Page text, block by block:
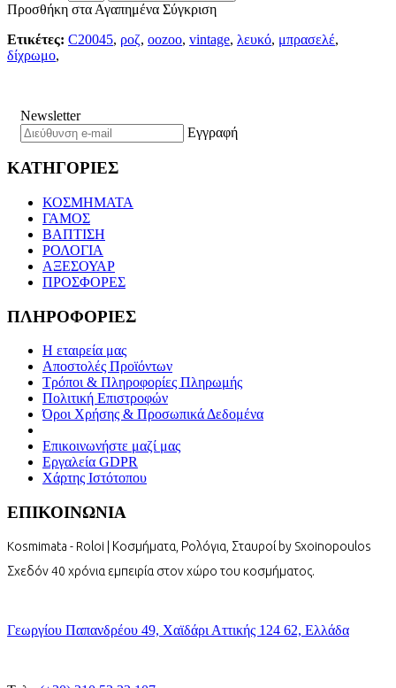
Προσθήκη στα Αγαπημένα Σύγκριση
Ετικέτες: C20045, ροζ, oozoo, vintage, λευκό, μπρασελέ,
δίχρωμο,
Newsletter
Εγγραφή
ΚΑΤΗΓΟΡΙΕΣ
ΚΟΣΜΗΜΑΤΑ
ΓΑΜΟΣ
ΒΑΠΤΙΣΗ
ΡΟΛΟΓΙΑ
ΑΞΕΣΟΥΑΡ
ΠΡΟΣΦΟΡΕΣ
ΠΛΗΡΟΦΟΡΙΕΣ
Η εταιρεία μας
Αποστολές Προϊόντων
Τρόποι & Πληροφορίες Πληρωμής
Πολιτική Επιστροφών
Όροι Χρήσης & Προσωπικά Δεδομένα
Επικοινωνήστε μαζί μας
Εργαλεία GDPR
Χάρτης Ιστότοπου
ΕΠΙΚΟΙΝΩΝΙΑ
Kosmimata - Roloi | Κοσμήματα, Ρολόγια, Σταυροί by Sxoinopoulos
Σχεδόν 40 χρόνια εμπειρία στον χώρο του κοσμήματος.
Γεωργίου Παπανδρέου 49, Χαϊδάρι Αττικής 124 62, Ελλάδα